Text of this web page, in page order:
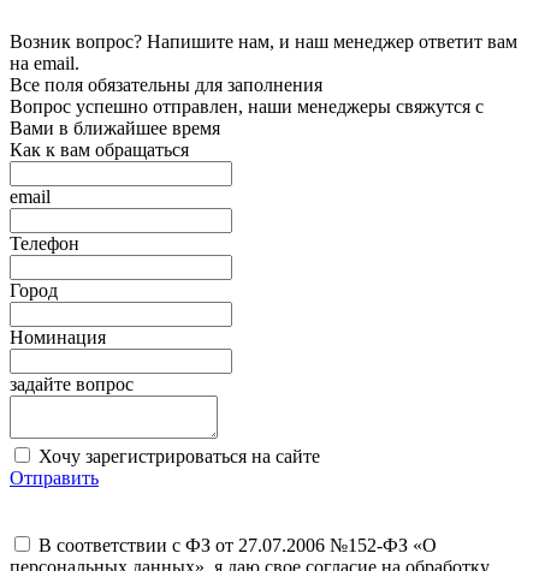
Возник вопрос? Напишите нам, и наш менеджер ответит вам
на email.
Все поля обязательны для заполнения
Вопрос успешно отправлен, наши менеджеры свяжутся с
Вами в ближайшее время
Как к вам обращаться
email
Телефон
Город
Номинация
задайте вопрос
Хочу зарегистрироваться на сайте
Отправить
В соответствии с ФЗ от 27.07.2006 №152-ФЗ «О
персональных данных», я даю свое согласие на обработку